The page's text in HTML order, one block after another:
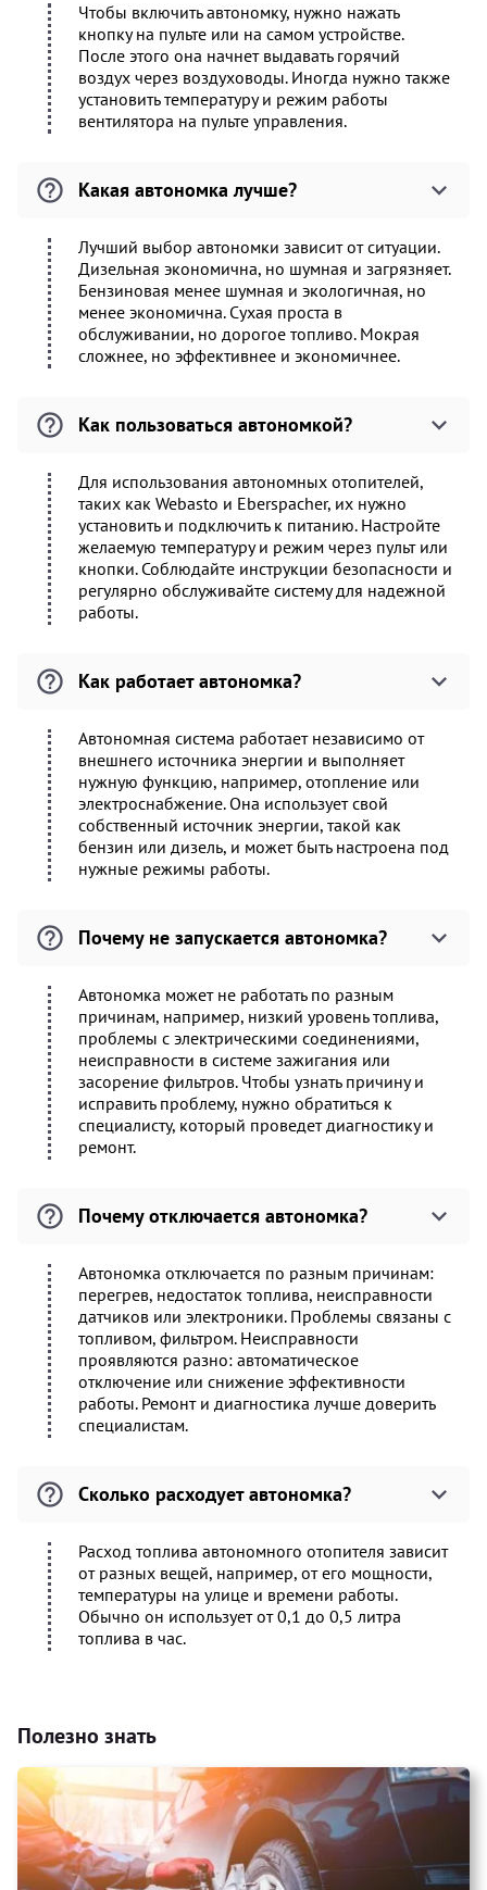
Чтобы включить автономку, нужно нажать
кнопку на пульте или на самом устройстве.
После этого она начнет выдавать горячий
воздух через воздуховоды. Иногда нужно также
установить температуру и режим работы
вентилятора на пульте управления.
Какая автономка лучше?
Лучший выбор автономки зависит от ситуации.
Дизельная экономична, но шумная и загрязняет.
Бензиновая менее шумная и экологичная, но
менее экономична. Сухая проста в
обслуживании, но дорогое топливо. Мокрая
сложнее, но эффективнее и экономичнее.
Как пользоваться автономкой?
Для использования автономных отопителей,
таких как Webasto и Eberspacher, их нужно
установить и подключить к питанию. Настройте
желаемую температуру и режим через пульт или
кнопки. Соблюдайте инструкции безопасности и
регулярно обслуживайте систему для надежной
работы.
Как работает автономка?
Автономная система работает независимо от
внешнего источника энергии и выполняет
нужную функцию, например, отопление или
электроснабжение. Она использует свой
собственный источник энергии, такой как
бензин или дизель, и может быть настроена под
нужные режимы работы.
Почему не запускается автономка?
Автономка может не работать по разным
причинам, например, низкий уровень топлива,
проблемы с электрическими соединениями,
неисправности в системе зажигания или
засорение фильтров. Чтобы узнать причину и
исправить проблему, нужно обратиться к
специалисту, который проведет диагностику и
ремонт.
Почему отключается автономка?
Автономка отключается по разным причинам:
перегрев, недостаток топлива, неисправности
датчиков или электроники. Проблемы связаны с
топливом, фильтром. Неисправности
проявляются разно: автоматическое
отключение или снижение эффективности
работы. Ремонт и диагностика лучше доверить
специалистам.
Сколько расходует автономка?
Расход топлива автономного отопителя зависит
от разных вещей, например, от его мощности,
температуры на улице и времени работы.
Обычно он использует от 0,1 до 0,5 литра
топлива в час.
Полезно знать